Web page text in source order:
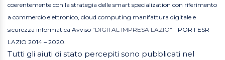
coerentemente con la strategia delle smart specialization con riferimento
a commercio elettronico, cloud computing manifattura digitale e
sicurezza informatica Avviso "DIGITAL IMPRESA LAZIO" - POR FESR
LAZIO 2014 – 2020.
Tutti gli aiuti di stato percepiti sono pubblicati nel